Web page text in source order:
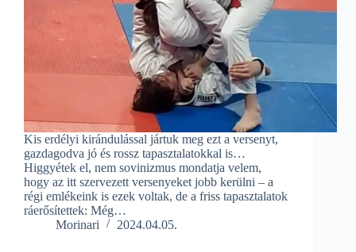
Kis erdélyi kirándulással jártuk meg ezt a versenyt,
gazdagodva jó és rossz tapasztalatokkal is…
Higgyétek el, nem sovinizmus mondatja velem,
hogy az itt szervezett versenyeket jobb kerülni – a
régi emlékeink is ezek voltak, de a friss tapasztalatok
ráerősítettek: Még…
Morinari
2024.04.05.